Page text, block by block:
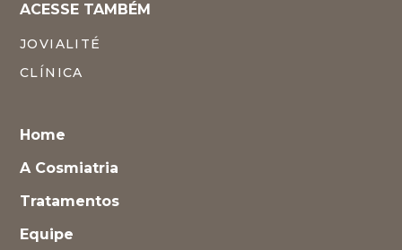
ACESSE TAMBÉM
JOVIALITÉ
CLÍNICA
Home
A Cosmiatria
Tratamentos
Equipe